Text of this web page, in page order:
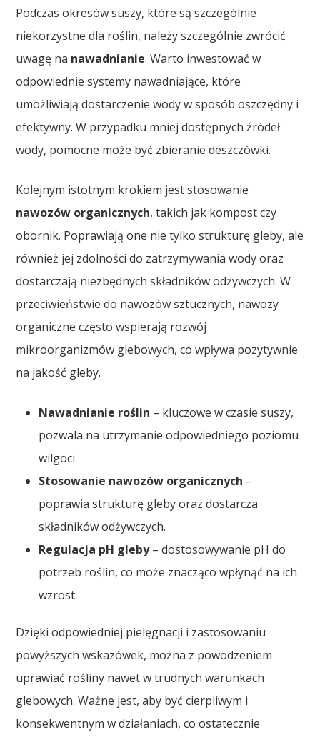
Podczas okresów suszy, które są szczególnie
niekorzystne dla roślin, należy szczególnie zwrócić
uwagę na nawadnianie. Warto inwestować w
odpowiednie systemy nawadniające, które
umożliwiają dostarczenie wody w sposób oszczędny i
efektywny. W przypadku mniej dostępnych źródeł
wody, pomocne może być zbieranie deszczówki.
Kolejnym istotnym krokiem jest stosowanie
nawozów organicznych, takich jak kompost czy
obornik. Poprawiają one nie tylko strukturę gleby, ale
również jej zdolności do zatrzymywania wody oraz
dostarczają niezbędnych składników odżywczych. W
przeciwieństwie do nawozów sztucznych, nawozy
organiczne często wspierają rozwój
mikroorganizmów glebowych, co wpływa pozytywnie
na jakość gleby.
Nawadnianie roślin – kluczowe w czasie suszy,
pozwala na utrzymanie odpowiedniego poziomu
wilgoci.
Stosowanie nawozów organicznych –
poprawia strukturę gleby oraz dostarcza
składników odżywczych.
Regulacja pH gleby– dostosowywanie pH do
potrzeb roślin, co może znacząco wpłynąć na ich
wzrost.
Dzięki odpowiedniej pielęgnacji i zastosowaniu
powyższych wskazówek, można z powodzeniem
uprawiać rośliny nawet w trudnych warunkach
glebowych. Ważne jest, aby być cierpliwym i
konsekwentnym w działaniach, co ostatecznie